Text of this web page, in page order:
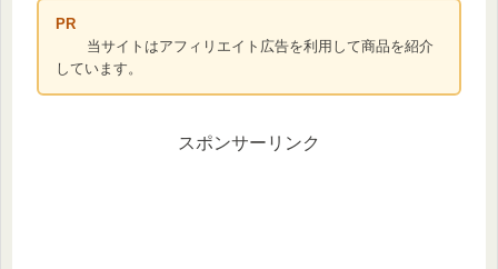
PR
当サイトはアフィリエイト広告を利用して商品を紹介
しています。
スポンサーリンク